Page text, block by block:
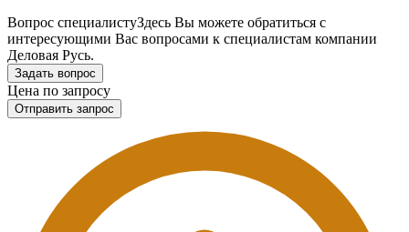
Вопрос специалистуЗдесь Вы можете обратиться с
интересующими Вас вопросами к специалистам компании
Деловая Русь.
Задать вопрос
Цена по запросу
Отправить запрос